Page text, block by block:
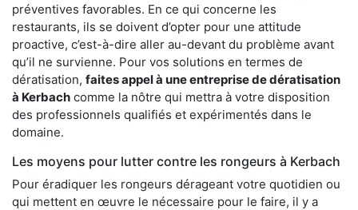
préventives favorables. En ce qui concerne les
restaurants, ils se doivent d’opter pour une attitude
proactive, c’est-à-dire aller au-devant du problème avant
qu’il ne survienne. Pour vos solutions en termes de
dératisation, faites appel à une entreprise de dératisation
à Kerbach comme la nôtre qui mettra à votre disposition
des professionnels qualifiés et expérimentés dans le
domaine.
Les moyens pour lutter contre les rongeurs à Kerbach
Pour éradiquer les rongeurs dérageant votre quotidien ou
qui mettent en œuvre le nécessaire pour le faire, il y a